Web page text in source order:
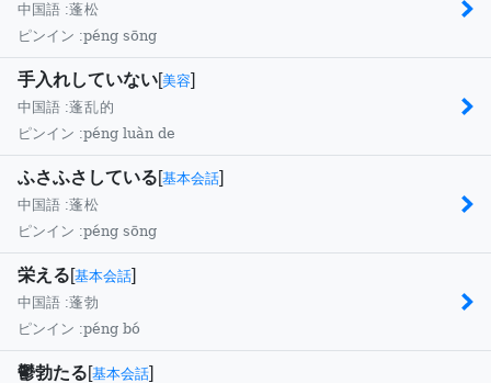
中国語 :蓬松
ピンイン :péng sōng
手入れしていない[美容]
中国語 :蓬乱的
ピンイン :péng luàn de
ふさふさしている[基本会話]
中国語 :蓬松
ピンイン :péng sōng
栄える[基本会話]
中国語 :蓬勃
ピンイン :péng bó
鬱勃たる[基本会話]